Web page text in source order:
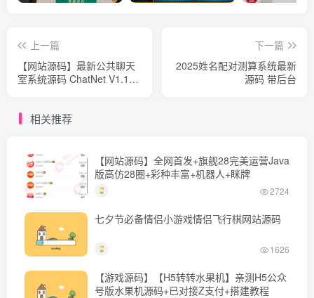
上一篇
【网站源码】最新公共聊天
室系统源码 ChatNet V1.11-
下一篇
2025姓名配对测算系统最新
源码 带后台
相关推荐
【网站源码】全网首发+旗舰28完美运营Java
版高仿28圈+彩种丰富+机器人+眯牌
2724
七夕节必备情侣小游戏情侣飞行棋网站源码
1626
【游戏源码】【H5转转水果机】亲测H5公众
号版水果机源码+已对接Z支付+搭建教程